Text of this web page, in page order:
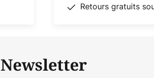
Retours gratuits
Newsletter